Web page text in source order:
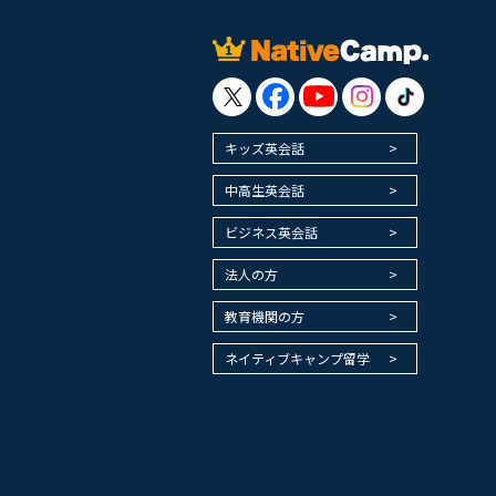
キッズ英会話
中高生英会話
ビジネス英会話
法人の方
教育機関の方
ネイティブキャンプ留学